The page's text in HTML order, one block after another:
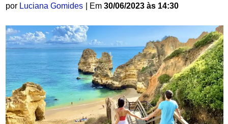
por Luciana Gomides | Em 30/06/2023 às 14:30